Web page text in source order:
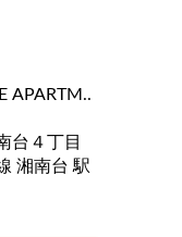
APARTM..
台４丁目
南台 駅